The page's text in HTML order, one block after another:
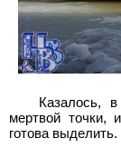
Казалось,
мертвой точки,
готова выделить.